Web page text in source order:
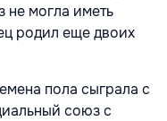
не могла иметь
родил еще двоих
пола сыграла с
союз с